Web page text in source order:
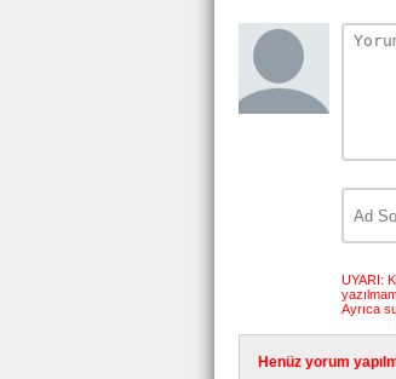
UYARI:
Ayrıca
Henüz yorum